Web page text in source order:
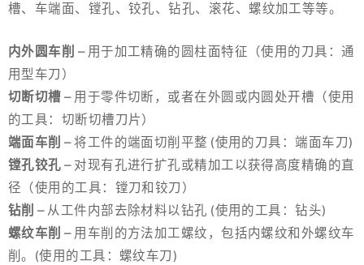
槽、车端面、镗孔、铰孔、钻孔、滚花、螺纹加工等等。
内外圆车削 – 用于加工精确的圆柱面特征（使用的刀具：通
用型车刀）
切断切槽 – 用于零件切断，或者在外圆或内圆处开槽（使用
的工具：切断切槽刀片）
端面车削 – 将工件的端面切削平整 (使用的刀具：端面车刀)
镗孔铰孔 – 对现有孔进行扩孔或精加工以获得高度精确的直
径（使用的工具：镗刀和铰刀）
钻削 – 从工件内部去除材料以钻孔 (使用的工具：钻头)
螺纹车削 – 用车削的方法加工螺纹，包括内螺纹和外螺纹车
削。(使用的工具：螺纹车刀)